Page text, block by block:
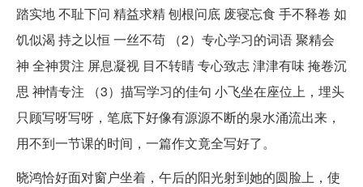
踏实地 不耻下问 精益求精 刨根问底 废寝忘食 手不释卷 如
饥似渴 持之以恒 一丝不苟 （2）专心学习的词语 聚精会
神 全神贯注 屏息凝视 目不转睛 专心致志 津津有味 掩卷沉
思 神情专注 （3）描写学习的佳句 小飞坐在座位上，埋头
只顾写呀写呀，笔底下好像有源源不断的泉水涌流出来，
用不到一节课的时间，一篇作文竟全写好了。
晓鸿恰好面对窗户坐着，午后的阳光射到她的圆脸上，使